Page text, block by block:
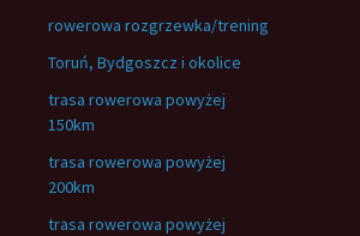
rowerowa rozgrzewka/trening
Toruń, Bydgoszcz i okolice
trasa rowerowa powyżej
150km
trasa rowerowa powyżej
200km
trasa rowerowa powyżej